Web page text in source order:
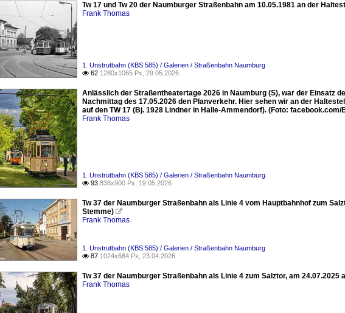
Tw 17 und Tw 20 der Naumburger Straßenbahn am 10.05.1981 an der
Frank Thomas
1. Unstrutbahn (KBS 585) / Galerien / Straßenbahn Naumburg
 62 1280x1065 Px, 29.05.2026
Anlässlich der Straßentheatertage 2026 in Naumburg (S), war der Einsatz
Nachmittag des 17.05.2026 den Planverkehr. Hier sehen wir an der
auf den TW 17 (Bj. 1928 Lindner in Halle-Ammendorf). (Foto: facebook.com/
Frank Thomas
1. Unstrutbahn (KBS 585) / Galerien / Straßenbahn Naumburg
 93 838x900 Px, 19.05.2026
Tw 37 der Naumburger Straßenbahn als Linie 4 vom Hauptbahnhof zum
Stemme) 
Frank Thomas
1. Unstrutbahn (KBS 585) / Galerien / Straßenbahn Naumburg
 87 1024x684 Px, 23.04.2026
Tw 37 der Naumburger Straßenbahn als Linie 4 zum Salztor, am
Frank Thomas